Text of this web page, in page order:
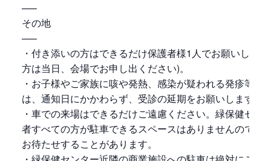
—–
その地
—–
・付き添いの方はできるだけ保護者様1人でお願いしま
方は当日、会場でお申し出ください)。
・お子様やご家族に咳や発熱、感染が疑われる発疹等の
は、通知日にかかわらず、受診の延期をお願いします。
・車での来場はできるだけご遠慮ください。緑保健セン
者すべての方が駐車できるスペースはありませんので、
お待たせすることがあります。